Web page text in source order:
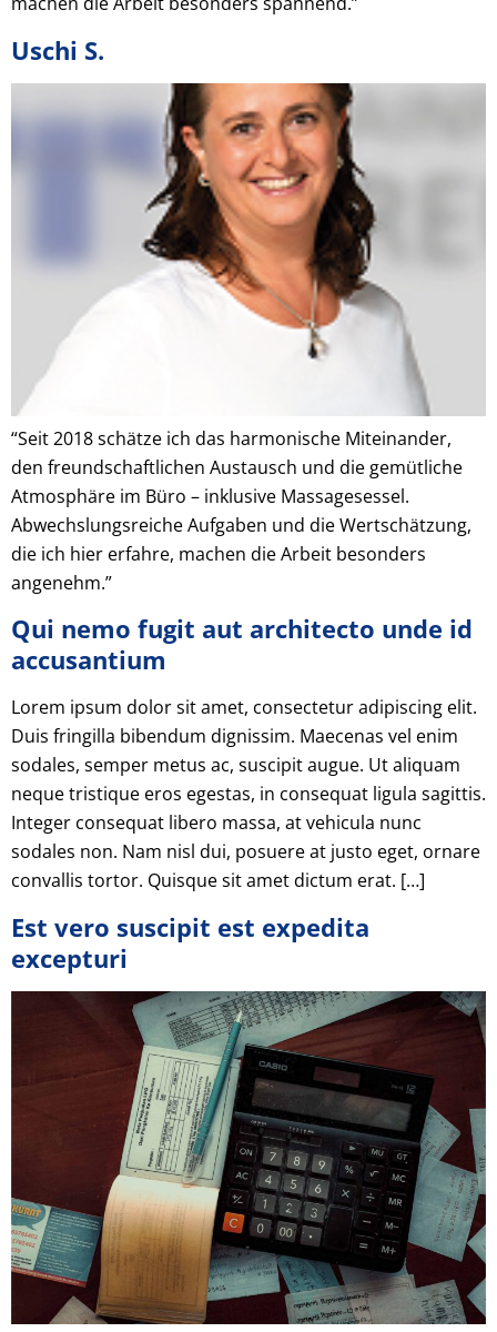
Uschi S.
“Seit 2018 schätze ich das harmonische Miteinander,
den freundschaftlichen Austausch und die gemütliche
Atmosphäre im Büro – inklusive Massagesessel.
Abwechslungsreiche Aufgaben und die Wertschätzung,
die ich hier erfahre, machen die Arbeit besonders
angenehm.”
Qui nemo fugit aut architecto unde id
accusantium
Lorem ipsum dolor sit amet, consectetur adipiscing elit.
Duis fringilla bibendum dignissim. Maecenas vel enim
sodales, semper metus ac, suscipit augue. Ut aliquam
neque tristique eros egestas, in consequat ligula sagittis.
Integer consequat libero massa, at vehicula nunc
sodales non. Nam nisl dui, posuere at justo eget, ornare
convallis tortor. Quisque sit amet dictum erat. […]
Est vero suscipit est expedita
excepturi